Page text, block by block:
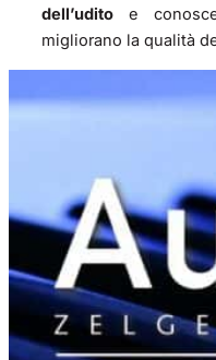
dell’udito e
migliorano la qualità